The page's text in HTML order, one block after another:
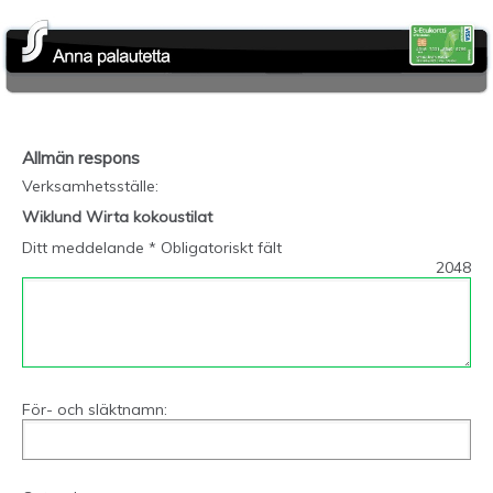
Allmän respons
Verksamhetsställe:
Wiklund Wirta kokoustilat
Ditt meddelande * Obligatoriskt fält
2048
För- och släktnamn: